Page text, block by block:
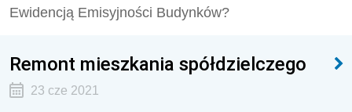
Ewidencją Emisyjności Budynków?
Remont mieszkania spółdzielczego
23 cze 2021